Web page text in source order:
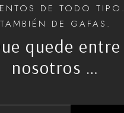
DE TODO TIPO.
TAMBIÉN DE GAFAS.
quede entre
nosotros …